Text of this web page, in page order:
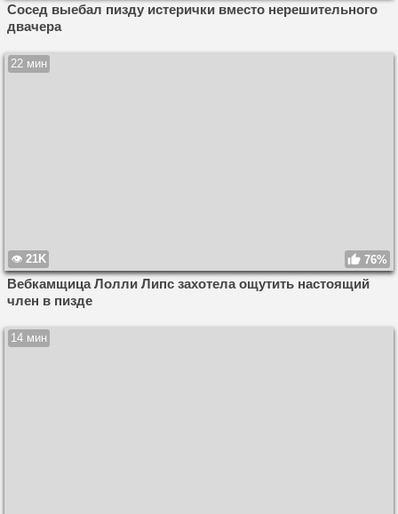
Сосед выебал пизду истерички вместо нерешительного
двачера
22 мин
21K 76%
Вебкамщица Лолли Липс захотела ощутить настоящий
член в пизде
14 мин